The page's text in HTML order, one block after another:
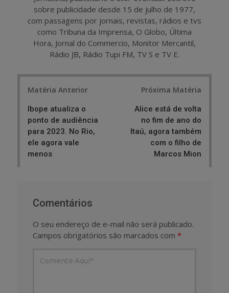
sobre publicidade desde 15 de julho de 1977,
com passagens por jornais, revistas, rádios e tvs
como Tribuna da Imprensa, O Globo, Última
Hora, Jornal do Commercio, Monitor Mercantil,
Rádio JB, Rádio Tupi FM, TV S e TV E.
Matéria Anterior
Ibope atualiza o
ponto de audiência
para 2023. No Rio,
ele agora vale
menos
Próxima Matéria
Alice está de volta
no fim de ano do
Itaú, agora também
com o filho de
Marcos Mion
Comentários
O seu endereço de e-mail não será publicado.
Campos obrigatórios são marcados com *